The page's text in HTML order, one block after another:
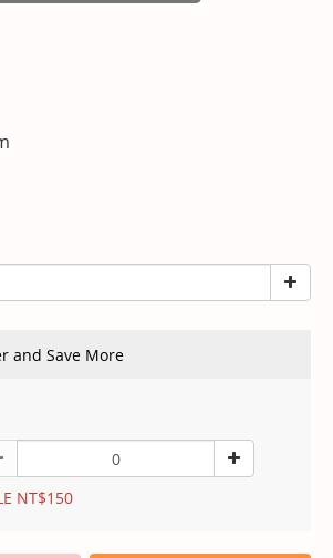
and Save More
NT$150